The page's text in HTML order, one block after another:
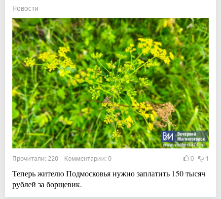
Новости
Прочитали: 220 Комментарии: 0 0 1
Теперь жителю Подмосковья нужно заплатить 150 тысяч
рублей за борщевик.